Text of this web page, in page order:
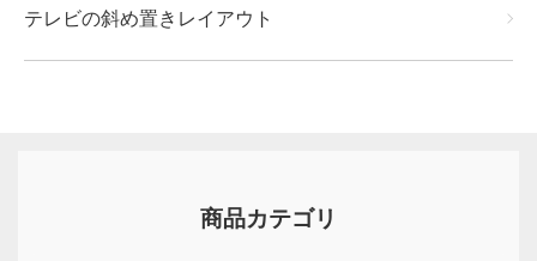
テレビの斜め置きレイアウト
商品カテゴリ